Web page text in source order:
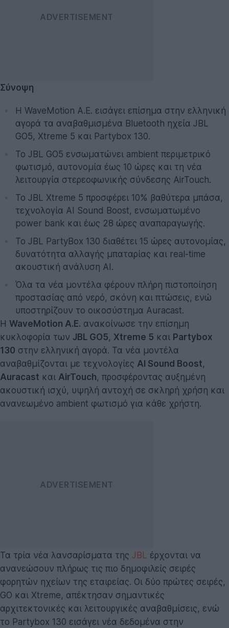
Σύνοψη
Η WaveMotion Α.Ε. εισάγει επίσημα στην ελληνική
αγορά τα αναβαθμισμένα Bluetooth ηχεία JBL
GO5, Xtreme 5 και Partybox 130.
Το JBL GO5 ενσωματώνει ambient περιμετρικό
φωτισμό, αυτονομία έως 10 ώρες και τη νέα
λειτουργία στερεοφωνικής σύνδεσης AirTouch.
Το JBL Xtreme 5 προσφέρει 10% βαθύτερα μπάσα,
τεχνολογία AI Sound Boost, ενσωματωμένο
power bank και έως 28 ώρες αναπαραγωγής.
Το JBL PartyBox 130 διαθέτει 15 ώρες αυτονομίας,
δυνατότητα αλλαγής μπαταρίας και real-time
ακουστική ανάλυση AI.
Όλα τα νέα μοντέλα φέρουν πλήρη πιστοποίηση
προστασίας από νερό, σκόνη και πτώσεις, ενώ
υποστηρίζουν το οικοσύστημα Auracast.
Η WaveMotion Α.Ε. ανακοίνωσε την επίσημη
κυκλοφορία των JBL GO5, Xtreme 5 και Partybox
130 στην ελληνική αγορά. Τα νέα μοντέλα
αναβαθμίζονται με τεχνολογίες AI Sound Boost,
Auracast και AirTouch, προσφέροντας αυξημένη
ακουστική ισχύ, υψηλή αντοχή σε σκληρή χρήση και
ανανεωμένο ambient φωτισμό για κάθε χρήστη.
Τα τρία νέα λανσαρίσματα της JBL έρχονται να
ανανεώσουν πλήρως τις πιο δημοφιλείς σειρές
φορητών ηχείων της εταιρείας. Οι δύο πρώτες σειρές,
GO και Xtreme, απέκτησαν σημαντικές
αρχιτεκτονικές και λειτουργικές αναβαθμίσεις, ενώ
το Partybox 130 εισάγει νέα δεδομένα στην